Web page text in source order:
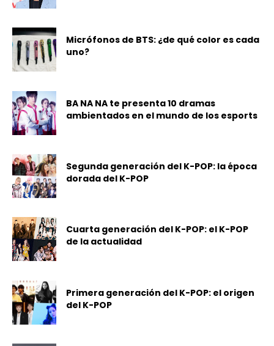
Micrófonos de BTS: ¿de qué color es cada
uno?
BA NA NA te presenta 10 dramas
ambientados en el mundo de los esports
Segunda generación del K-POP: la época
dorada del K-POP
Cuarta generación del K-POP: el K-POP
de la actualidad
Primera generación del K-POP: el origen
del K-POP